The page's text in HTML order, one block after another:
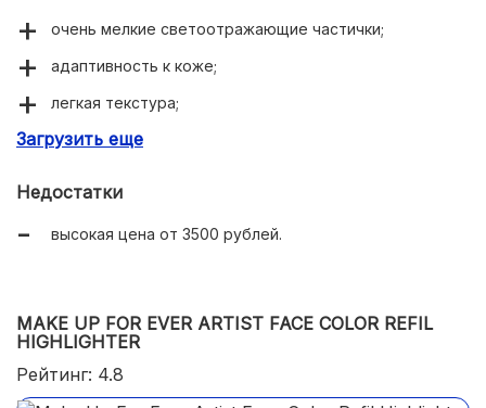
очень мелкие светоотражающие частички;
адаптивность к коже;
легкая текстура;
не забивает поры и морщинки.
Загрузить еще
Недостатки
высокая цена от 3500 рублей.
MAKE UP FOR EVER ARTIST FACE COLOR REFIL
HIGHLIGHTER
Рейтинг: 4.8